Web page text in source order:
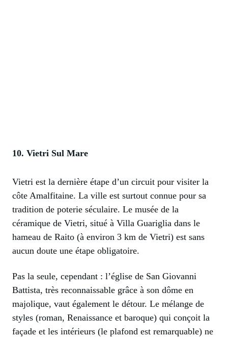
10. Vietri Sul Mare
Vietri est la dernière étape d’un circuit pour visiter la
côte Amalfitaine. La ville est surtout connue pour sa
tradition de poterie séculaire. Le musée de la
céramique de Vietri, situé à Villa Guariglia dans le
hameau de Raito (à environ 3 km de Vietri) est sans
aucun doute une étape obligatoire.
Pas la seule, cependant : l’église de San Giovanni
Battista, très reconnaissable grâce à son dôme en
majolique, vaut également le détour. Le mélange de
styles (roman, Renaissance et baroque) qui conçoit la
façade et les intérieurs (le plafond est remarquable) ne